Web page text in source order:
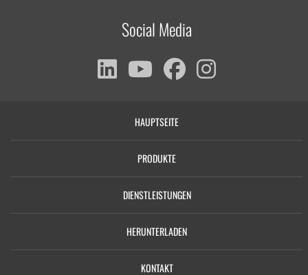
Social Media
HAUPTSEITE
PRODUKTE
DIENSTLEISTUNGEN
HERUNTERLADEN
KONTAKT